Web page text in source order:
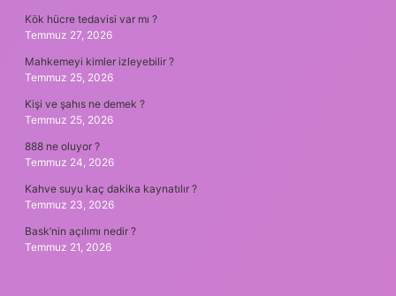
Kök hücre tedavisi var mı ?
Temmuz 27, 2026
Mahkemeyi kimler izleyebilir ?
Temmuz 25, 2026
Kişi ve şahıs ne demek ?
Temmuz 25, 2026
888 ne oluyor ?
Temmuz 24, 2026
Kahve suyu kaç dakika kaynatılır ?
Temmuz 23, 2026
Bask’nin açılımı nedir ?
Temmuz 21, 2026